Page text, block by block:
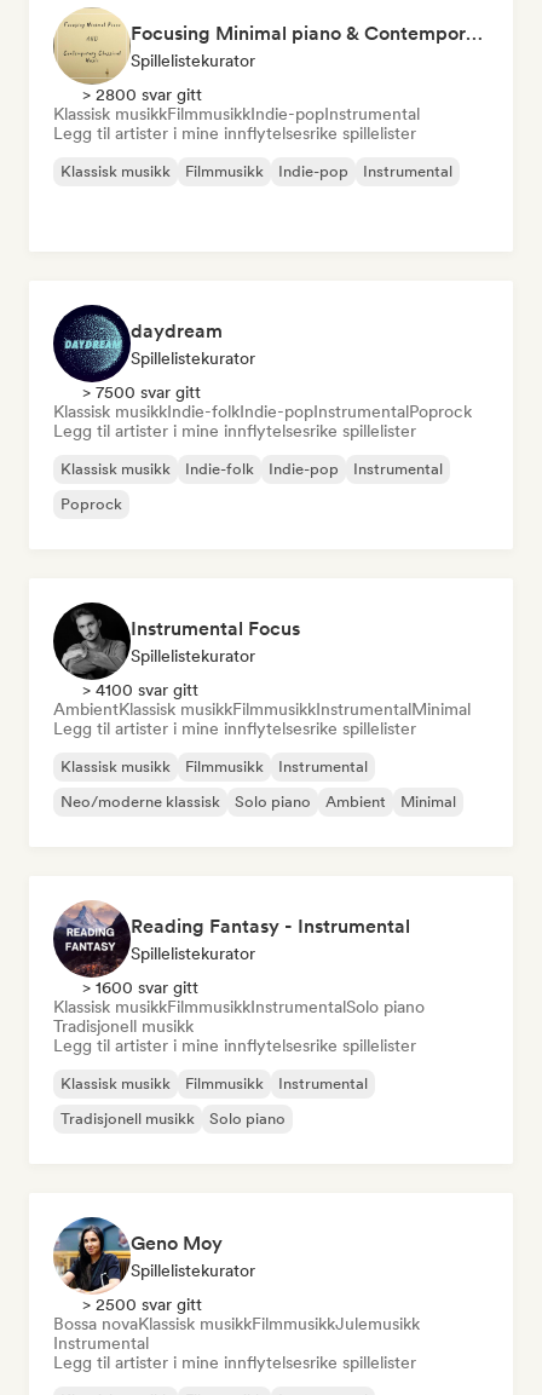
Focusing Minimal piano & Contemporary classical music
Spillelistekurator
> 2800 svar gitt
Klassisk musikkFilmmusikkIndie-popInstrumental
Legg til artister i mine innflytelsesrike spillelister
Klassisk musikk Filmmusikk Indie-pop Instrumental
daydream
Spillelistekurator
> 7500 svar gitt
Klassisk musikkIndie-folkIndie-popInstrumentalPoprock
Legg til artister i mine innflytelsesrike spillelister
Klassisk musikk Indie-folk Indie-pop
Instrumental
Poprock
Instrumental Focus
Spillelistekurator
> 4100 svar gitt
AmbientKlassisk musikkFilmmusikkInstrumentalMinimal
Legg til artister i mine innflytelsesrike spillelister
Klassisk musikk Filmmusikk
Instrumental
Neo/moderne klassisk
Solo piano Ambient Minimal
Reading Fantasy - Instrumental
Spillelistekurator
> 1600 svar gitt
Klassisk musikkFilmmusikkInstrumentalSolo piano
Tradisjonell musikk
Legg til artister i mine innflytelsesrike spillelister
Klassisk musikk Filmmusikk
Instrumental
Tradisjonell musikk
Solo piano
Geno Moy
Spillelistekurator
> 2500 svar gitt
Bossa novaKlassisk musikkFilmmusikkJulemusikk
Instrumental
Legg til artister i mine innflytelsesrike spillelister